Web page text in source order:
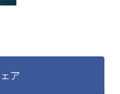
ア